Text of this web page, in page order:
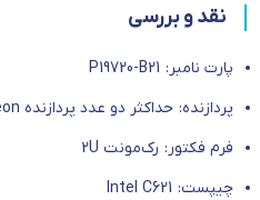
نقد و بررسی
پارت نامبر: P19720-B21
پردازنده: حداکثر دو عدد پردازنده Intel Xeon
فرم فکتور: رک‌مونت 2U
چیپست: Intel C621